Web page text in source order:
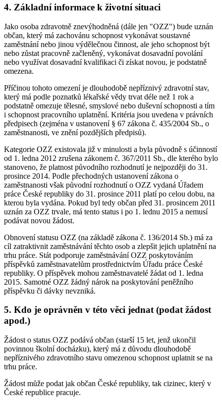
4. Základní informace k životní situaci
Jako osoba zdravotně znevýhodněná (dále jen "OZZ") bude uznán
občan, který má zachovánu schopnost vykonávat soustavné
zaměstnání nebo jinou výdělečnou činnost, ale jeho schopnost být
nebo zůstat pracovně začleněný, vykonávat dosavadní povolání
nebo využívat dosavadní kvalifikaci či získat novou, je podstatně
omezena.
Příčinou tohoto omezení je dlouhodobě nepříznivý zdravotní stav,
který má podle poznatků lékařské vědy trvat déle než 1 rok a
podstatně omezuje tělesné, smyslové nebo duševní schopnosti a tím
i schopnost pracovního uplatnění. Kritéria jsou uvedena v právních
předpisech (zejména v ustanovení § 67 zákona č. 435/2004 Sb., o
zaměstnanosti, ve znění pozdějších předpisů).
Kategorie OZZ existovala již v minulosti a byla původně s účinností
od 1. ledna 2012 zrušena zákonem č. 367/2011 Sb., dle kterého bylo
stanoveno, že platnost původního rozhodnutí je nejpozději do 31.
prosince 2014. Podle přechodných ustanovení zákona o
zaměstnanosti však původní rozhodnutí o OZZ vydaná Úřadem
práce České republiky do 31. prosince 2011 platí po celou dobu, na
kterou byla vydána. Pokud byl tedy občan před 31. prosincem 2011
uznán za OZZ trvale, má tento status i po 1. lednu 2015 a nemusí
podávat novou žádost.
Obnovení statusu OZZ (na základě zákona č. 136/2014 Sb.) má za
cíl zatraktivnit zaměstnávání těchto osob a zlepšit jejich uplatnění na
trhu práce. Stát podporuje zaměstnávání OZZ poskytováním
příspěvků zaměstnavatelům prostřednictvím Úřadu práce České
republiky. O příspěvek mohou zaměstnavatelé žádat od 1. ledna
2015. Samotné OZZ žádný nárok na poskytování peněžního
příspěvku či dávky nevzniká.
5. Kdo je oprávněn v této věci jednat (podat žádost
apod.)
Žádost o status OZZ podává občan (starší 15 let, jenž ukončil
povinnou školní docházku), který má z důvodu dlouhodobě
nepříznivého zdravotního stavu omezenou schopnost uplatnit se na
trhu práce.
Žádost může podat jak občan České republiky, tak cizinec, který v
České republice pracuje.